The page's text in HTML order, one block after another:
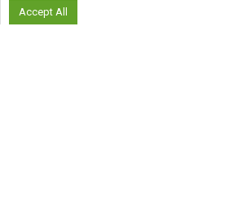
Accept All